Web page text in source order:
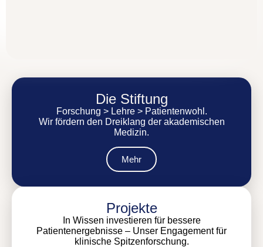
Die Stiftung
Forschung > Lehre > Patientenwohl.
Wir fördern den Dreiklang der akademischen
Medizin.
Mehr
Projekte
In Wissen investieren für bessere
Patientenergebnisse – Unser Engagement für
klinische Spitzenforschung.